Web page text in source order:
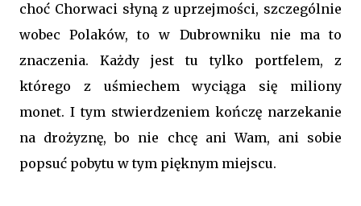
choć Chorwaci słyną z uprzejmości, szczególnie
wobec Polaków, to w Dubrowniku nie ma to
znaczenia. Każdy jest tu tylko portfelem, z
którego z uśmiechem wyciąga się miliony
monet. I tym stwierdzeniem kończę narzekanie
na drożyznę, bo nie chcę ani Wam, ani sobie
popsuć pobytu w tym pięknym miejscu.